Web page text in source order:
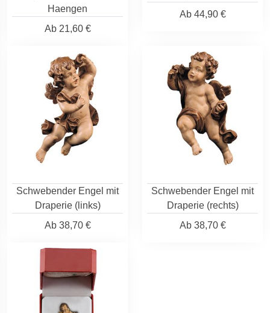
Haengen
Ab21,60 €
Ab44,90 €
Schwebender Engel mit
Draperie (links)
Ab38,70 €
Schwebender Engel mit
Draperie (rechts)
Ab38,70 €